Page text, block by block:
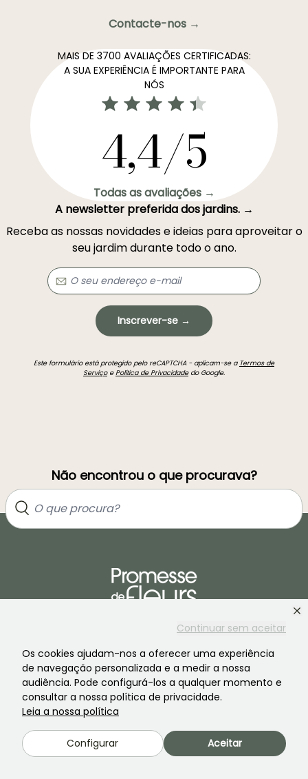
Continuar sem aceitar
Os cookies ajudam-nos a oferecer uma experiência
de navegação personalizada e a medir a nossa
audiência. Pode configurá-los a qualquer momento e
consultar a nossa política de privacidade.
Leia a nossa política
Configurar Aceitar
Contacte-nos →
MAIS DE 3700 AVALIAÇÕES CERTIFICADAS:
A SUA EXPERIÊNCIA É IMPORTANTE PARA
NÓS
4,4/5
Todas as avaliações →
A newsletter preferida dos jardins. →
Receba as nossas novidades e ideias para aproveitar o
seu jardim durante todo o ano.
Inscrever-se →
Este formulário está protegido pelo reCAPTCHA - aplicam-se a Termos de
ServiçoePolítica de Privacidadedo Google.
Não encontrou o que procurava?
Junte-se à comunidade dos apaixonados por plantas!
PROMESSE DE FLEURS SERVIÇOS